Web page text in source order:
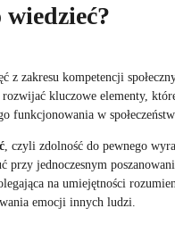
z zakresu kompetencji
rozwijać kluczowe elementy,
funkcjonowania w
, czyli zdolność do pewnego
przy jednoczesnym
na umiejętności
emocji innych ludzi.